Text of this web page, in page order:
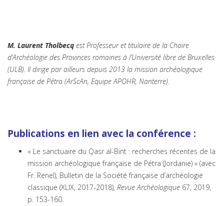
M. Laurent Tholbecq est Professeur et titulaire de la Chaire
d’Archéologie des Provinces romaines à l’Université libre de Bruxelles
(ULB). Il dirige par ailleurs depuis 2013 la mission archéologique
française de Pétra (ArScAn, Equipe APOHR, Nanterre).
Publications en lien avec la conférence :
« Le sanctuaire du Qasr al-Bint : recherches récentes de la
mission archéologique française de Pétra (Jordanie) » (avec
Fr. Renel), Bulletin de la Société française d’archéologie
classique (XLIX, 2017-2018), Revue Archéologique 67, 2019,
p. 153-160.